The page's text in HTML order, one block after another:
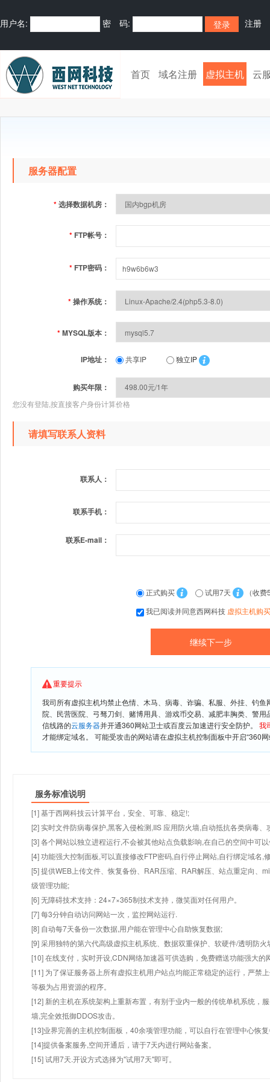
用户名: 密 码: 注册
首页 域名注册 虚拟主机 云
服务器配置
*选择数据机房：
* FTP帐号：
* FTP密码：
*操作系统：
*MYSQL版本：
IP地址： 共享IP 独立IP
购买年限：
您没有登陆,按直接客户身份计算价格
请填写联系人资料
联系人：
联系手机：
联系E-mail：
正式购买 试用7天
（收费
我已阅读并同意西网科技 虚拟主机购
重要提示
我司所有虚拟主机均禁止色情、木马、病毒、诈骗、私服、外挂、钓
院、民营医院、弓驽刀剑、赌博用具、游戏币交易、减肥丰胸类、警
信线路的云服务器并开通360网站卫士或百度云加速进行安全防护。 我
才能绑定域名。 可能受攻击的网站请在虚拟主机控制面板中开启“360
服务标准说明
[1] 基于西网科技云计算平台，安全、可靠、稳定!;
[2] 实时文件防病毒保护,黑客入侵检测,IIS 应用防火墙,自动抵抗各类病毒、
[3] 各个网站以独立进程运行,不会被其他站点负载影响,在自己的空间中可
[4] 功能强大控制面板,可以直接修改FTP密码,自行停止网站,自行绑定域名,
[5] 提供WEB上传文件、恢复备份、RAR压缩、RAR解压、站点重定向、
级管理功能;
[6] 无障碍技术支持：24×7×365制技术支持，微笑面对任何用户。
[7] 每3分钟自动访问网站一次，监控网站运行.
[8] 自动每7天备份一次数据,用户能在管理中心自助恢复数据;
[9] 采用独特的第六代高级虚拟主机系统、数据双重保护、软硬件/透明防火
[10] 在线支付，实时开设,CDN网络加速器可供选购，免费赠送功能强大
[11] 为了保证服务器上所有虚拟主机用户站点均能正常稳定的运行，严禁
等极为占用资源的程序。
[12] 新的主机在系统架构上重新布置，有别于业内一般的传统单机系统，
墙,完全效抵御DDOS攻击。
[13]业界完善的主机控制面板，40余项管理功能，可以自行在管理中心恢
[14]提供备案服务,空间开通后，请于7天内进行网站备案。
[15] 试用7天.开设方式选择为"试用7天"即可。